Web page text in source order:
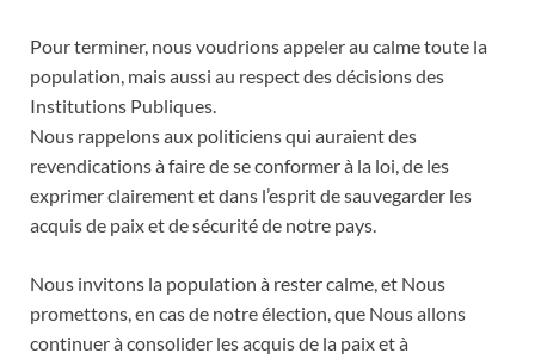
Pour terminer, nous voudrions appeler au calme toute la
population, mais aussi au respect des décisions des
Institutions Publiques.
Nous rappelons aux politiciens qui auraient des
revendications à faire de se conformer à la loi, de les
exprimer clairement et dans l’esprit de sauvegarder les
acquis de paix et de sécurité de notre pays.
Nous invitons la population à rester calme, et Nous
promettons, en cas de notre élection, que Nous allons
continuer à consolider les acquis de la paix et à